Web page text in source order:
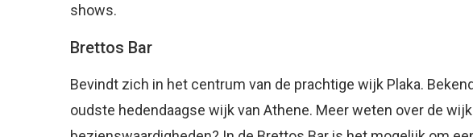
shows.
Brettos Bar
Bevindt zich in het centrum van de prachtige wijk Plaka.
oudste hedendaagse wijk van Athene. Meer weten over de